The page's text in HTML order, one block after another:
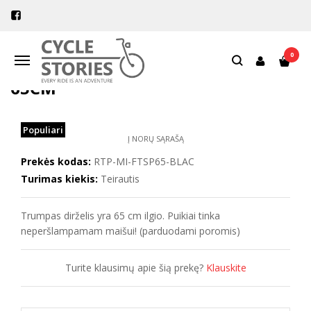
Navigacija
0
Pagrindinis
RESTRAP SMULKMENŲ DIRŽELIS
65CM
Populiari
Į NORŲ SĄRAŠĄ
Prekės kodas: RTP-MI-FTSP65-BLAC
Turimas kiekis: Teirautis
Trumpas dirželis yra 65 cm ilgio. Puikiai tinka
neperšlampamam maišui! (parduodami poromis)
Turite klausimų apie šią prekę? Klauskite